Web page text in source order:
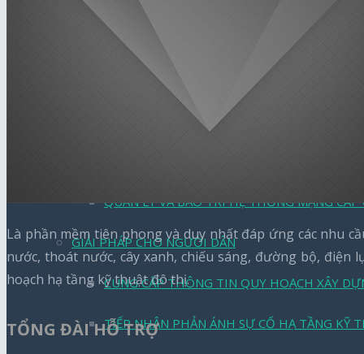
QUẢN LÝ KHU CÔNG NGHIỆP, KHU ĐÔ THỊ
QUẢN LÝ HỆ THỐNG ĐƯỜNG ĐÔ THỊ
GIÁM SÁT KIỂM TRA HIỆN TRƯỜNG LƯỚI
QUẢN LÝ VÀ BẢO TRÌ HỆ THỐNG MẠNG CÁP
GIẢI PHÁP CHO NGƯỜI DÂN
CUNG CẤP THÔNG TIN QUY HOẠCH XÂY
TIẾP NHẬN PHẢN ÁNH SỰ CỐ HẠ TẦNG KỸ
Là phần mềm tiên phong và duy nhất đáp ứng các nhu
nước, thoát nước, cây xanh, chiếu sáng, đường bộ,
hoạch hạ tầng kỹ thuật đô thị.
TỔNG ĐÀI HỖ TRỢ